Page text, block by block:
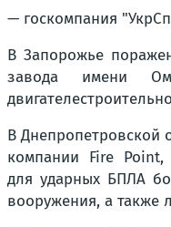
— госкомпания
В Запорожье
завода имени
В Днепропетровской
компании Fire
для ударных БПЛА
вооружения, а также